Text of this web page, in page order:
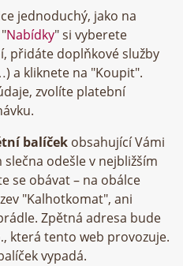
jednoduchý, jako na
Nabídky" si vyberete
přidáte doplňkové služby
a kliknete na "Koupit".
zvolíte platební
balíček obsahující Vámi
odešle v nejbližším
se obávat – na obálce
"Kalhotkomat", ani
Zpětná adresa bude
, která tento web provozuje.
vypadá.